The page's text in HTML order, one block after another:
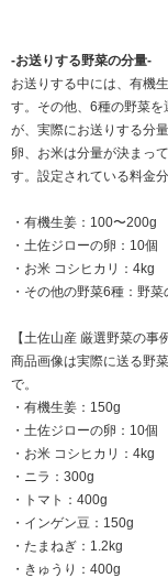
-お送りする野菜の分量-
お送りする中には、有機
す。その他、6種の野菜
が、実際にお送りする分
卵、お米は分量が決まっ
す。設定されている料金
・有機生姜：100〜200g
・土佐ジローの卵：10個
・お米 コシヒカリ：4kg
・その他の野菜6種：野
【土佐山産 厳選野菜の事
商品画像は実際に送る野
で。
・有機生姜：150g
・土佐ジローの卵：10個
・お米 コシヒカリ：4kg
・ニラ：300g
・トマト：400g
・インゲン豆：150g
・たまねぎ：1.2kg
・きゅうり：400g